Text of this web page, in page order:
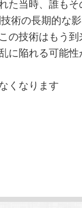
た当時、誰も
術の長期的な
の技術はもう
に陥れる可能
くなります